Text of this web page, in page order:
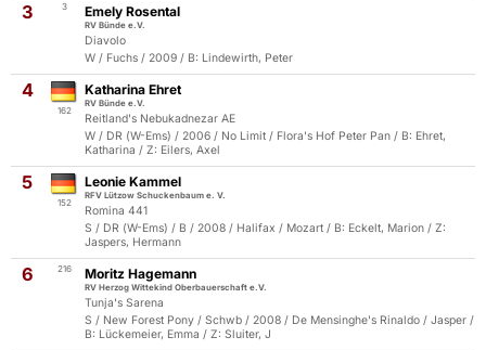
3 3 Emely Rosental
RV Bünde e.V.
Diavolo
W / Fuchs / 2009 / B: Lindewirth, Peter
4
162
Katharina Ehret
RV Bünde e.V.
Reitland's Nebukadnezar AE
W / DR (W-Ems) / 2006 / No Limit / Flora's Hof Peter Pan / B: Ehret,
Katharina / Z: Eilers, Axel
5
152
Leonie Kammel
RFV Lützow Schuckenbaum e. V.
Romina 441
S / DR (W-Ems) / B / 2008 / Halifax / Mozart / B: Eckelt, Marion / Z:
Jaspers, Hermann
6 216 Moritz Hagemann
RV Herzog Wittekind Oberbauerschaft e.V.
Tunja's Sarena
S / New Forest Pony / Schwb / 2008 / De Mensinghe's Rinaldo / Jasper /
B: Lückemeier, Emma / Z: Sluiter, J